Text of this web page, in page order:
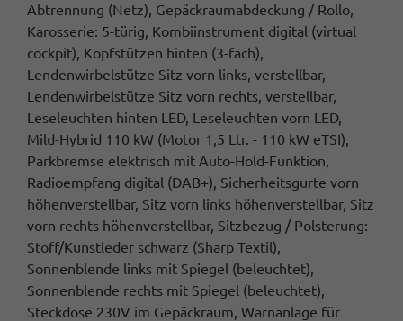
Abtrennung (Netz), Gepäckraumabdeckung / Rollo,
Karosserie: 5-türig, Kombiinstrument digital (virtual
cockpit), Kopfstützen hinten (3-fach),
Lendenwirbelstütze Sitz vorn links, verstellbar,
Lendenwirbelstütze Sitz vorn rechts, verstellbar,
Leseleuchten hinten LED, Leseleuchten vorn LED,
Mild-Hybrid 110 kW (Motor 1,5 Ltr. - 110 kW eTSI),
Parkbremse elektrisch mit Auto-Hold-Funktion,
Radioempfang digital (DAB+), Sicherheitsgurte vorn
höhenverstellbar, Sitz vorn links höhenverstellbar, Sitz
vorn rechts höhenverstellbar, Sitzbezug / Polsterung:
Stoff/Kunstleder schwarz (Sharp Textil),
Sonnenblende links mit Spiegel (beleuchtet),
Sonnenblende rechts mit Spiegel (beleuchtet),
Steckdose 230V im Gepäckraum, Warnanlage für